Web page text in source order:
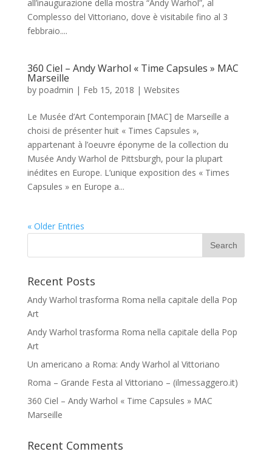
all’inaugurazione della mostra “Andy Warhol”, al
Complesso del Vittoriano, dove è visitabile fino al 3
febbraio....
360 Ciel – Andy Warhol « Time Capsules » MAC
Marseille
by poadmin | Feb 15, 2018 | Websites
Le Musée d’Art Contemporain [MAC] de Marseille a
choisi de présenter huit « Times Capsules »,
appartenant à l’oeuvre éponyme de la collection du
Musée Andy Warhol de Pittsburgh, pour la plupart
inédites en Europe. L’unique exposition des « Times
Capsules » en Europe a...
« Older Entries
Recent Posts
Andy Warhol trasforma Roma nella capitale della Pop
Art
Andy Warhol trasforma Roma nella capitale della Pop
Art
Un americano a Roma: Andy Warhol al Vittoriano
Roma – Grande Festa al Vittoriano – (ilmessaggero.it)
360 Ciel – Andy Warhol « Time Capsules » MAC
Marseille
Recent Comments